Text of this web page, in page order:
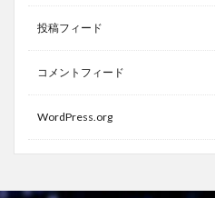
投稿フィード
コメントフィード
WordPress.org